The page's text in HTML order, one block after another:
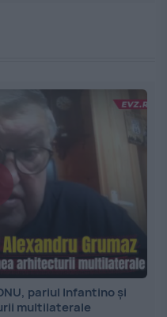
pariul Infantino și
multilaterale